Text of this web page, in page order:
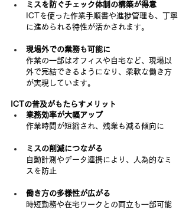
ミスを防ぐチェック体制の構築が得意
ICTを使った作業手順書や進捗管理も、丁寧
に進められる特性が活かされます。
現場外での業務も可能に
作業の一部はオフィスや自宅など、現場以
外で完結できるようになり、柔軟な働き方
が実現しています。
ICTの普及がもたらすメリット
業務効率が大幅アップ
作業時間が短縮され、残業も減る傾向に
ミスの削減につながる
自動計測やデータ連携により、人為的なミ
スを防止
働き方の多様性が広がる
時短勤務や在宅ワークとの両立も一部可能